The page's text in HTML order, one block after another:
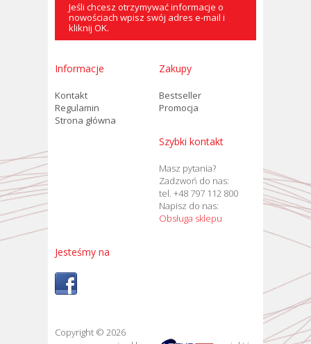
Jeśli chcesz otrzymywać informacje o
nowościach wpisz swój adres e-mail i
kliknij OK.
Informacje
Kontakt
Regulamin
Strona główna
Zakupy
Bestseller
Promocja
Szybki kontakt
Masz pytania?
Zadzwoń do nas:
tel. +48 797 112 800
Napisz do nas:
Obsługa sklepu
Jesteśmy na
Copyright © 2026